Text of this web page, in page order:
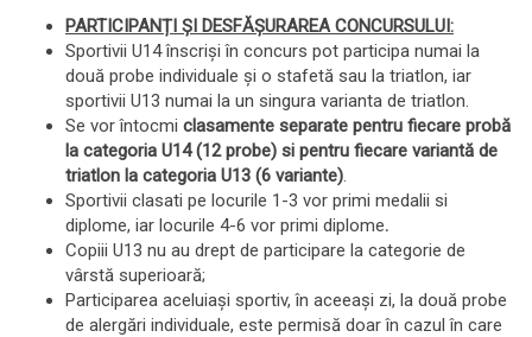
PARTICIPANȚI ŞI DESFĂŞURAREA CONCURSULUI:
Sportivii U14 înscriși în concurs pot participa numai la
două probe individuale și o stafetă sau la triatlon, iar
sportivii U13 numai la un singura varianta de triatlon.
Se vor întocmi clasamente separate pentru fiecare probă
la categoria U14 (12 probe) si pentru fiecare variantă de
triatlon la categoria U13 (6 variante)
Sportivii clasati pe locurile 1-3 vor primi medalii si
diplome, iar locurile 4-6 vor primi diplome.
Copiii U13 nu au drept de participare la categorie de
vârstă superioară;
Participarea aceluiași sportiv, în aceeași zi, la două probe
de alergări individuale, este permisă doar în cazul în care